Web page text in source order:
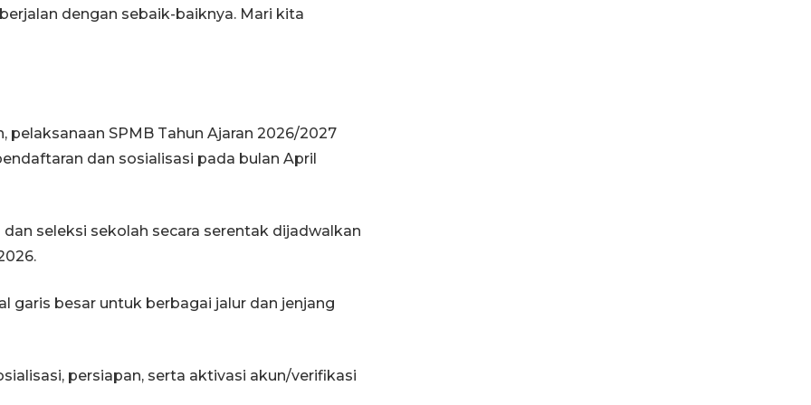
dengan sebaik-baiknya. Mari kita
pelaksanaan SPMB Tahun Ajaran 2026/2027
dan sosialisasi pada bulan April
seleksi sekolah secara serentak dijadwalkan
garis besar untuk berbagai jalur dan jenjang
persiapan, serta aktivasi akun/verifikasi